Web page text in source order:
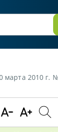
изменений в